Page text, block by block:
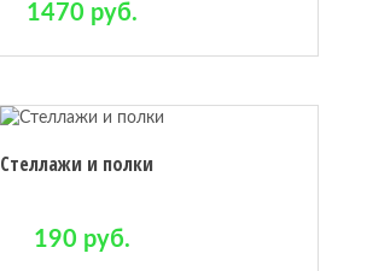
1470 руб.
Стеллажи и полки
190 руб.